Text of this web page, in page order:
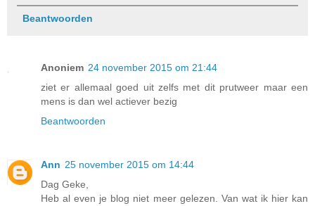
Beantwoorden
Anoniem 24 november 2015 om 21:44
ziet er allemaal goed uit zelfs met dit prutweer maar een
mens is dan wel actiever bezig
Beantwoorden
Ann 25 november 2015 om 14:44
Dag Geke,
Heb al even je blog niet meer gelezen. Van wat ik hier kan